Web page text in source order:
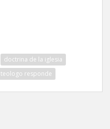
doctrina de la iglesia
teologo responde